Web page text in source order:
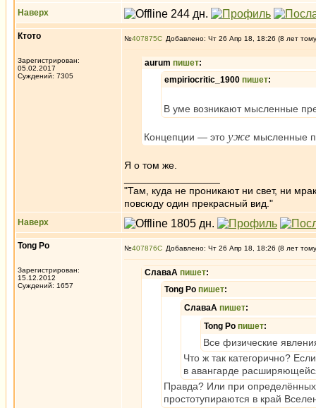
Наверх
Ктото
Зарегистрирован:
05.02.2017
Суждений: 7305
№407875 Добавлено: Чт 26 Апр 18, 18:26 (8 лет
aurum пишет:
empiriocritic_1900 пишет:
В уме возникают мысленные
Концепции — это уже мысленные
Я о том же.
"Там, куда не проникают ни свет, ни
повсюду один прекрасный вид."
Наверх
Tong Po
Зарегистрирован:
15.12.2012
Суждений: 1657
№407876 Добавлено: Чт 26 Апр 18, 18:26 (8 лет
СлаваА пишет:
Tong Po пишет:
СлаваА пишет:
Tong Po пишет:
Все физические
Что ж так категорично?
в авангарде
Правда? Или при
простотупираются в край